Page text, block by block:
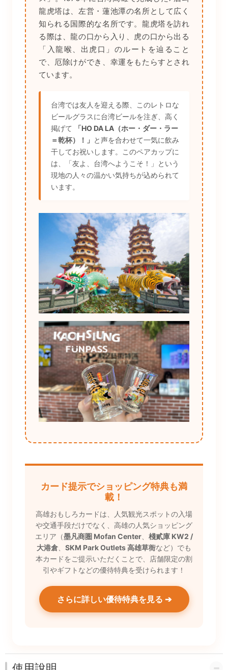
龍虎塔は、左営・蓮池潭の名所として広く
知られる国際的な名所です。龍虎塔を訪れ
る際は、龍の口から入り、虎の口から出る
「入龍喉、出虎口」のルートを辿ること
で、厄除けができ、幸運をもたらすとされ
ています。
台湾では友人を迎える際、このレトロな
ビールグラスに台湾ビールを注ぎ、高く
掲げて
「HO DA LA（ホー・ダー・ラー
＝乾杯）！」 と声を合わせて一気に飲み
干してお祝いします。このペアカップに
は、「友よ、台湾へようこそ！」という
現地の人々の温かい気持ちが込められて
います。
カード提示でショッピング特典も満
載！
高雄おもしろカードは、人気観光スポットの入場
や交通手段だけでなく、高雄の人気ショッピング
エリア（墨凡商圏 Mofan Center
棧貳庫 KW2 /
大港倉
SKM Park Outlets 高雄草衙など）でも
本カードをご提示いただくことで、店舗限定の割
引やギフトなどの優待特典を受けられます！
さらに詳しい優待特典を見る ➔